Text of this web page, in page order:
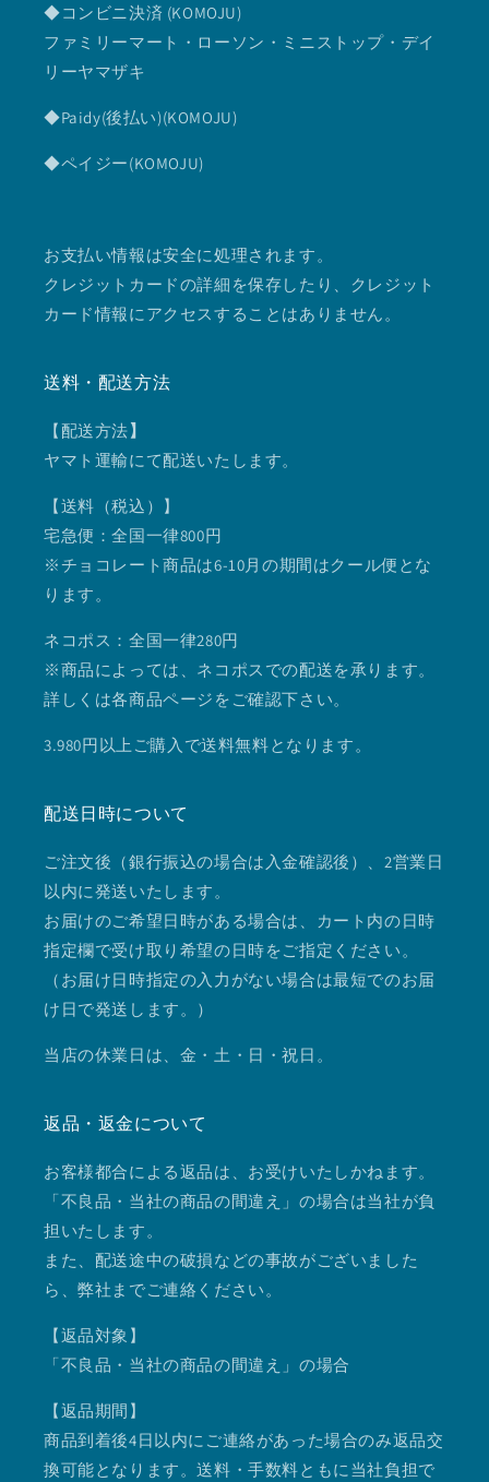
◆コンビニ決済 (KOMOJU)
ファミリーマート・ローソン・ミニストップ・デイ
リーヤマザキ
◆Paidy(後払い)(KOMOJU)
◆ペイジー(KOMOJU)
お支払い情報は安全に処理されます。
クレジットカードの詳細を保存したり、クレジット
カード情報にアクセスすることはありません。
送料・配送方法
【配送方法】
ヤマト運輸にて配送いたします。
【送料（税込）】
宅急便：全国一律800円
※チョコレート商品は6-10月の期間はクール便とな
ります。
ネコポス：全国一律280円
※商品によっては、ネコポスでの配送を承ります。
詳しくは各商品ページをご確認下さい。
3.980円以上ご購入で送料無料となります。
配送日時について
ご注文後（銀行振込の場合は入金確認後）、2営業日
以内に発送いたします。
お届けのご希望日時がある場合は、カート内の日時
指定欄で受け取り希望の日時をご指定ください。
（お届け日時指定の入力がない場合は最短でのお届
け日で発送します。）
当店の休業日は、金・土・日・祝日。
返品・返金について
お客様都合による返品は、お受けいたしかねます。
「不良品・当社の商品の間違え」の場合は当社が負
担いたします。
また、配送途中の破損などの事故がございました
ら、弊社までご連絡ください。
【返品対象】
「不良品・当社の商品の間違え」の場合
【返品期間】
商品到着後4日以内にご連絡があった場合のみ返品交
換可能となります。送料・手数料ともに当社負担で